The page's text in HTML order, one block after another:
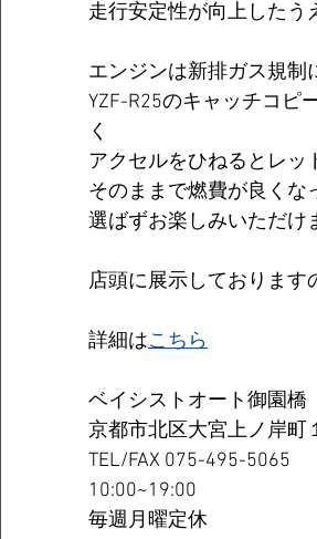
走行安定性が向上したう
エンジンは新排ガス規制
YZF-R25のキャッチコピ
く
アクセルをひねるとレッ
そのままで燃費が良くな
選ばずお楽しみいただけ
店頭に展示しております
詳細はこちら
ベイシストオート御園橋
京都市北区大宮上ノ岸町
TEL/FAX 075-495-5065
10:00~19:00
毎週月曜定休